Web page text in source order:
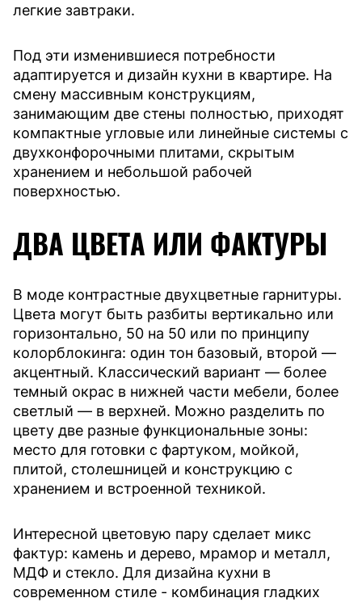
легкие завтраки.
Под эти изменившиеся потребности
адаптируется и дизайн кухни в квартире. На
смену массивным конструкциям,
занимающим две стены полностью, приходят
компактные угловые или линейные системы с
двухконфорочными плитами, скрытым
хранением и небольшой рабочей
поверхностью.
ДВА ЦВЕТА ИЛИ ФАКТУРЫ
В моде контрастные двухцветные гарнитуры.
Цвета могут быть разбиты вертикально или
горизонтально, 50 на 50 или по принципу
колорблокинга: один тон базовый, второй —
акцентный. Классический вариант — более
темный окрас в нижней части мебели, более
светлый — в верхней. Можно разделить по
цвету две разные функциональные зоны:
место для готовки с фартуком, мойкой,
плитой, столешницей и конструкцию с
хранением и встроенной техникой.
Интересной цветовую пару сделает микс
фактур: камень и дерево, мрамор и металл,
МДФ и стекло. Для дизайна кухни в
современном стиле - комбинация гладких